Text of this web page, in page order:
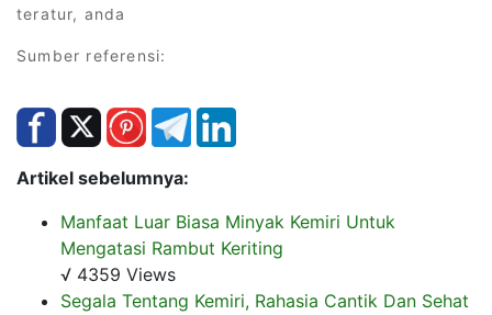
teratur, anda
Sumber referensi:
Artikel sebelumnya:
Manfaat Luar Biasa Minyak Kemiri Untuk
Mengatasi Rambut Keriting
√ 4359 Views
Segala Tentang Kemiri, Rahasia Cantik Dan Sehat